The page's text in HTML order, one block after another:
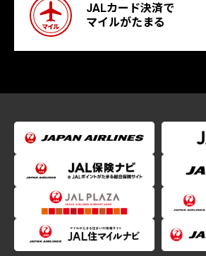
JALカード決済で
マイルがたまる